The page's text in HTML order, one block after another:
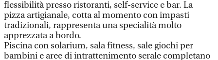
flessibilità presso ristoranti, self-service e bar. La
pizza artigianale, cotta al momento con impasti
tradizionali, rappresenta una specialità molto
apprezzata a bordo.
Piscina con solarium, sala fitness, sale giochi per
bambini e aree di intrattenimento serale completano